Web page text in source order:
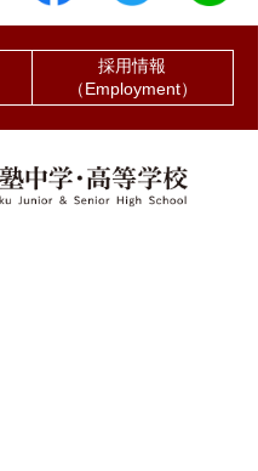
採用情報
（Employment）